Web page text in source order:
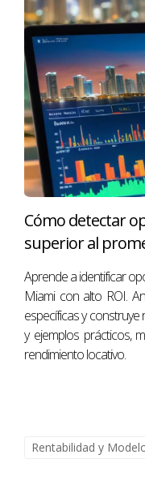
Proyectar tu cash
proceso que
comprensión clara
considerar factores
impuestos y tasas de
más informadas
hacer un análisis
propiedad y no
sector inmobiliario
asesoramiento
siguiente paso hacia
en Miami FL ¡No
ayudarte a alcanzar
Preguntas
asociados.
Cómo detectar
superior al
Aprende a identificar
Miami con alto ROI.
específicas y construye
y ejemplos prácticos,
rendimiento locativo.
Rentabilidad y